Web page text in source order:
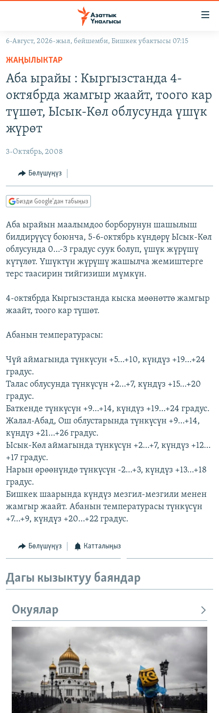
Навигацияга
өтүңүз
Издөөгө
салыңыз
КЫРГЫЗСТАН
КЫРГЫЗСТАН
ДҮЙНӨ
УКРАИНА
БҮГҮН АЗАТТЫКТА
ЭКСПЕРТТЕР ТАЛДАЙТ
БИЗ ЖАНА ДҮЙНӨ
ЭЖЕ-СИҢДИЛЕР
АЗАТТЫК+
ЫҢГАЙСЫЗ СУРООЛОР
ПОДКАСТ
ӨЗГӨЧӨ ПИКИР
Русский
ОНЛАЙН ШЕРИНЕ
ЭЕ/АРнун бардык сайттары
6-Август, 2026-жыл, бейшемби, Бишкек убактысы 07:15
ЖАҢЫЛЫКТАР
Аба ырайы : Кыргызстанда 4-
октябрда жамгыр жаайт, тоого кар
түшөт, Ысык-Көл облусунда үшүк
жүрөт
3-Октябрь, 2008
Бөлүшүңүз
Бизди Google'дан табыңыз
Аба ырайын маалымдоо борборунун шашылыш
билдирүүсү боюнча, 5-6-октябрь күндөрү Ысык-Көл
облусунда 0…-3 градус суук болуп, үшүк жүрүшү
күтүлөт. Үшүктүн жүрүшү жашылча жемиштерге
терс таасирин тийгизиши мүмкүн.
4-октябрда Кыргызстанда кыска мөөнөттө жамгыр
жаайт, тоого кар түшөт.
Абанын температурасы:
Чүй аймагында түнкүсун +5…+10, күндүз +19…+24
градус.
Талас облусунда түнкүсүн +2…+7, күндүз +15…+20
градус.
Баткенде түнкүсүн +9…+14, күндүз +19…+24 градус.
Жалал-Абад, Ош облустарында түнкүсүн +9…+14,
күндүз +21…+26 градус.
Ысык-Көл аймагында түнкүсүн +2…+7, күндүз +12…
+17 градус.
Нарын өрөөнүндө түнкүсүн -2…+3, күндүз +13…+18
градус.
Бишкек шаарында күндүз мезгил-мезгили менен
жамгыр жаайт. Абанын температурасы түнкүсүн
+7…+9, күндүз +20…+22 градус.
Бөлүшүңүз Катталыңыз
Дагы кызыктуу баяндар
Окуялар